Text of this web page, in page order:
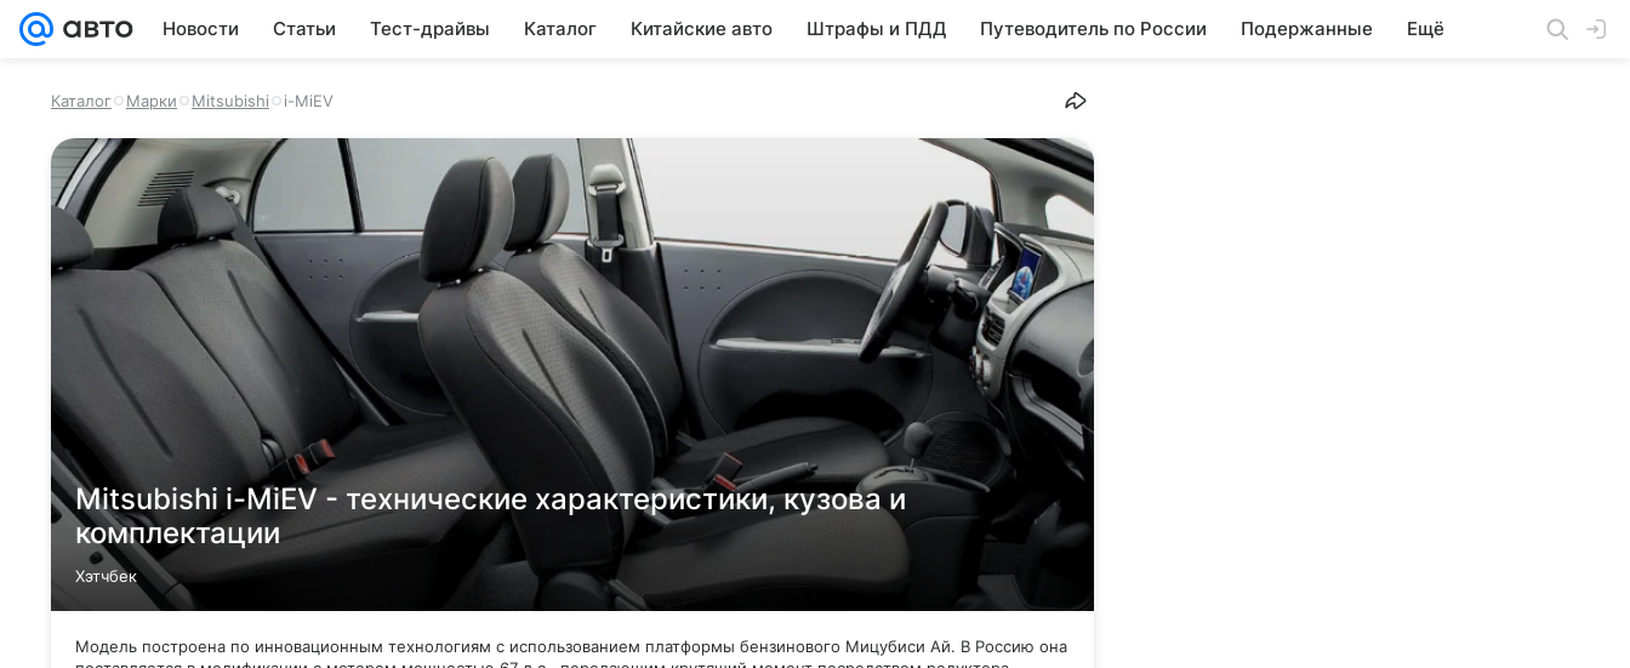
Новости Статьи Тест-драйвы Каталог Китайские авто Штрафы и ПДД Путеводитель по России Подержанные Ещё
Каталог Марки Mitsubishi i-MiEV
Mitsubishi i-MiEV - технические характеристики, кузова и
комплектации
Хэтчбек
Модель построена по инновационным технологиям с использованием платформы бензинового Мицубиси Ай. В Россию она